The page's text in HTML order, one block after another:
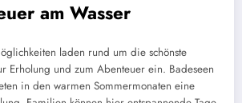
am Wasser
laden rund um die schönste
Erholung und zum Abenteuer ein. Badeseen
in den warmen Sommermonaten eine